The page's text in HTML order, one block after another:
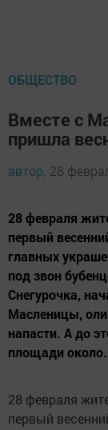
ОБЩЕСТВО
Вместе с
пришла
автор, 28
28 февраля
первый
главных
под звон
Снегурочка,
Масленицы,
напасти. А до
площади
28 февраля
первый